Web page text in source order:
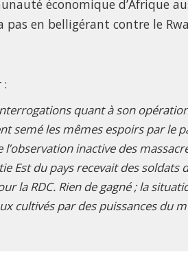
économique d’Afrique
pas en belligérant contre le
:
quant à son
semé les mêmes espoirs par le
inactive des
Est du pays recevait des soldats
la RDC. Rien de gagné ; la
cultivés par des puissances du